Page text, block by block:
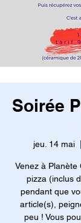
Soirée
jeu. 14 mai
Venez à Planète
pizza (inclus
pendant que
article(s),
peu ! Vous